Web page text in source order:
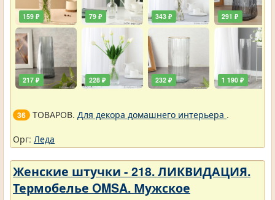
159 ₽
217 ₽
79 ₽
228 ₽
343 ₽
232 ₽
291 ₽
1 190 ₽
36 ТОВАРОВ. Для декора домашнего интерьера .
Орг: Леда
Женские штучки - 218. ЛИКВИДАЦИЯ.
Термобелье OMSA. Мужское